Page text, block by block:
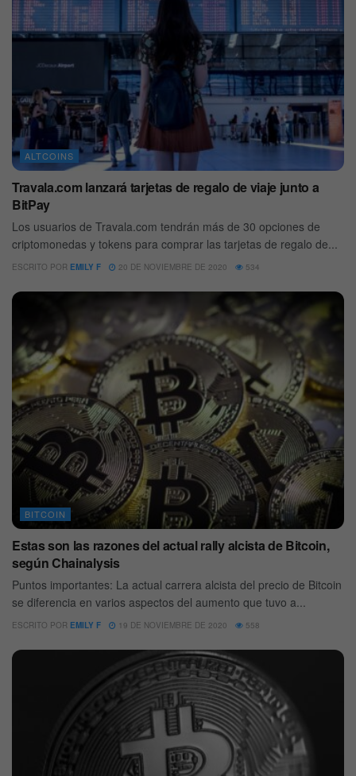
ALTCOINS
Travala.com lanzará tarjetas de regalo de viaje junto a
BitPay
Los usuarios de Travala.com tendrán más de 30 opciones de
criptomonedas y tokens para comprar las tarjetas de regalo de...
ESCRITO POR EMILY F 20 DE NOVIEMBRE DE 2020 534
BITCOIN
Estas son las razones del actual rally alcista de Bitcoin,
según Chainalysis
Puntos importantes: La actual carrera alcista del precio de Bitcoin
se diferencia en varios aspectos del aumento que tuvo a...
ESCRITO POR EMILY F 19 DE NOVIEMBRE DE 2020 558